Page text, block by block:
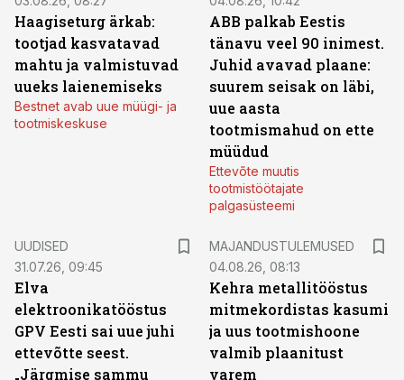
Haagiseturg ärkab:
tootjad kasvatavad
mahtu ja valmistuvad
uueks laienemiseks
Bestnet avab uue müügi- ja
tootmiskeskuse
ABB palkab Eestis
tänavu veel 90 inimest.
Juhid avavad plaane:
suurem seisak on läbi,
uue aasta
tootmismahud on ette
müüdud
Ettevõte muutis
tootmistöötajate
palgasüsteemi
UUDISED
31.07.26, 09:45
Elva
elektroonikatööstus
GPV Eesti sai uue juhi
ettevõtte seest.
„Järgmise sammu
MAJANDUSTULEMUSED
04.08.26, 08:13
Kehra metallitööstus
mitmekordistas kasumi
ja uus tootmishoone
valmib plaanitust
varem